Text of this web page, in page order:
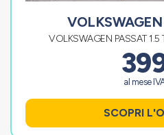
VOLKSWAGEN PASSAT 1.5
al mese
SCOPRI